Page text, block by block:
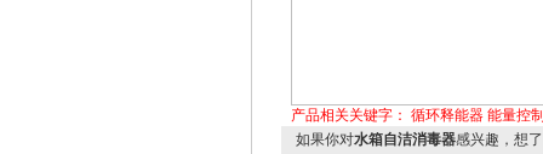
产品相关关键字： 循环释能器 能量控
如果你对水箱自洁消毒器感兴趣，想